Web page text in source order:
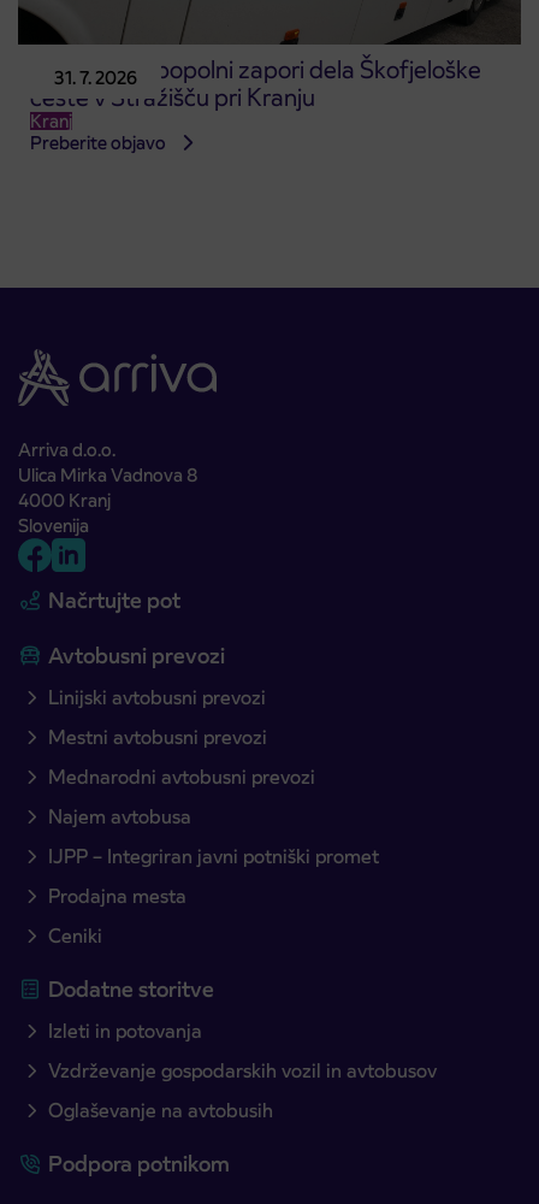
31. 7. 2026
Obvestilo o popolni zapori dela Škofjeloške
ceste v Stražišču pri Kranju
Kranj
Preberite objavo
Arriva d.o.o.
Ulica Mirka Vadnova 8
4000 Kranj
Slovenija
Načrtujte pot
Avtobusni prevozi
Linijski avtobusni prevozi
Mestni avtobusni prevozi
Mednarodni avtobusni prevozi
Najem avtobusa
IJPP – Integriran javni potniški promet
Prodajna mesta
Ceniki
Dodatne storitve
Izleti in potovanja
Vzdrževanje gospodarskih vozil in avtobusov
Oglaševanje na avtobusih
Podpora potnikom